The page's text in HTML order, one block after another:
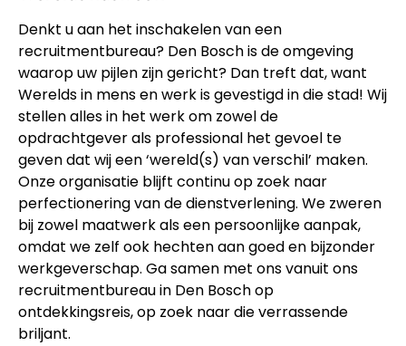
Denkt u aan het inschakelen van een
recruitmentbureau? Den Bosch is de omgeving
waarop uw pijlen zijn gericht? Dan treft dat, want
Werelds in mens en werk is gevestigd in die stad! Wij
stellen alles in het werk om zowel de
opdrachtgever als professional het gevoel te
geven dat wij een ‘wereld(s) van verschil’ maken.
Onze organisatie blijft continu op zoek naar
perfectionering van de dienstverlening. We zweren
bij zowel maatwerk als een persoonlijke aanpak,
omdat we zelf ook hechten aan goed en bijzonder
werkgeverschap. Ga samen met ons vanuit ons
recruitmentbureau in Den Bosch op
ontdekkingsreis, op zoek naar die verrassende
briljant.